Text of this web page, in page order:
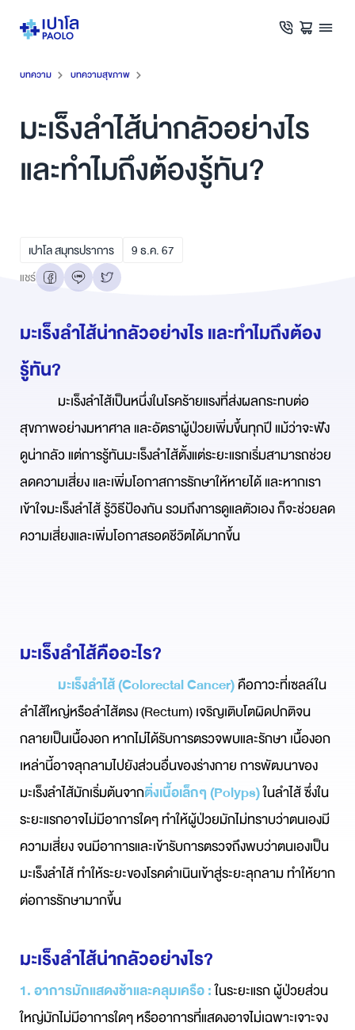
บทความ บทความสุขภาพ
มะเร็งลำไส้น่ากลัวอย่างไร
และทำไมถึงต้องรู้ทัน?
เปาโล สมุทรปราการ 9ธ.ค.67
แชร์
มะเร็งลำไส้น่ากลัวอย่างไร และทำไมถึงต้อง
รู้ทัน?
มะเร็งลำไส้เป็นหนึ่งในโรคร้ายแรงที่ส่งผลกระทบต่อ
สุขภาพอย่างมหาศาล และอัตราผู้ป่วยเพิ่มขึ้นทุกปี แม้ว่าจะฟัง
ดูน่ากลัว แต่การรู้ทันมะเร็งลำไส้ตั้งแต่ระยะแรกเริ่มสามารถช่วย
ลดความเสี่ยง และเพิ่มโอกาสการรักษาให้หายได้ และหากเรา
เข้าใจมะเร็งลำไส้ รู้วิธีป้องกัน รวมถึงการดูแลตัวเอง ก็จะช่วยลด
ความเสี่ยงและเพิ่มโอกาสรอดชีวิตได้มากขึ้น
มะเร็งลำไส้คืออะไร?
มะเร็งลำไส้ (Colorectal Cancer)คือภาวะที่เซลล์ใน
ลำไส้ใหญ่หรือลำไส้ตรง (Rectum) เจริญเติบโตผิดปกติจน
กลายเป็นเนื้องอก หากไม่ได้รับการตรวจพบและรักษา เนื้องอก
เหล่านี้อาจลุกลามไปยังส่วนอื่นของร่างกาย การพัฒนาของ
มะเร็งลำไส้มักเริ่มต้นจากติ่งเนื้อเล็กๆ (Polyps)ในลำไส้ ซึ่งใน
ระยะแรกอาจไม่มีอาการใดๆ ทำให้ผู้ป่วยมักไม่ทราบว่าตนเองมี
ความเสี่ยง จนมีอาการและเข้ารับการตรวจถึงพบว่าตนเองเป็น
มะเร็งลำไส้ ทำให้ระยะของโรคดำเนินเข้าสู่ระยะลุกลาม ทำให้ยาก
ต่อการรักษามากขึ้น
มะเร็งลำไส้น่ากลัวอย่างไร?
1. อาการมักแสดงช้าและคลุมเครือ :ในระยะแรก ผู้ป่วยส่วน
ใหญ่มักไม่มีอาการใดๆ หรืออาการที่แสดงอาจไม่เฉพาะเจาะจง